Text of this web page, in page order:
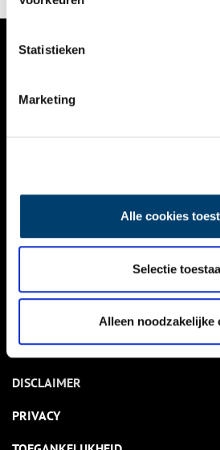
Statistieken
Marketing
Alle cookies
Selectie
Alleen noodzakelijke
NIEUWS
KALENDER
ACTIVITEITEN
NIEUWSBRIEF
DISCLAIMER
PRIVACY